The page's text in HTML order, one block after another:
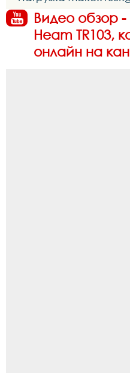
Видео обзор
Heam TR103,
онлайн на